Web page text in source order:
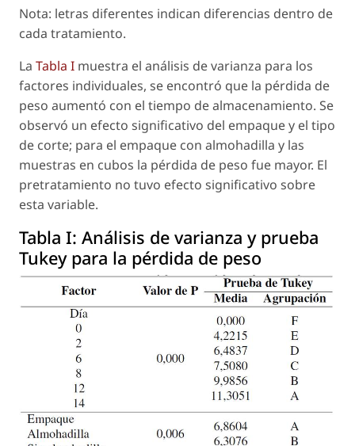
Nota: letras diferentes indican diferencias dentro de
cada tratamiento.
La Tabla I muestra el análisis de varianza para los
factores individuales, se encontró que la pérdida de
peso aumentó con el tiempo de almacenamiento. Se
observó un efecto significativo del empaque y el tipo
de corte; para el empaque con almohadilla y las
muestras en cubos la pérdida de peso fue mayor. El
pretratamiento no tuvo efecto significativo sobre
esta variable.
Tabla I: Análisis de varianza y prueba
Tukey para la pérdida de peso